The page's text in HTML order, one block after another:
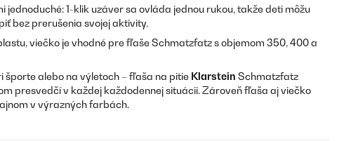
jednoduché: 1-klik uzáver sa ovláda jednou rukou, takže deti môžu
bez prerušenia svojej aktivity.
viečko je vhodné pre fľaše Schmatzfatz s objemom 350, 400 a
športe alebo na výletoch – fľaša na pitie Klarstein Schmatzfatz
presvedčí v každej každodennej situácii. Zároveň fľaša aj viečko
v výrazných farbách.